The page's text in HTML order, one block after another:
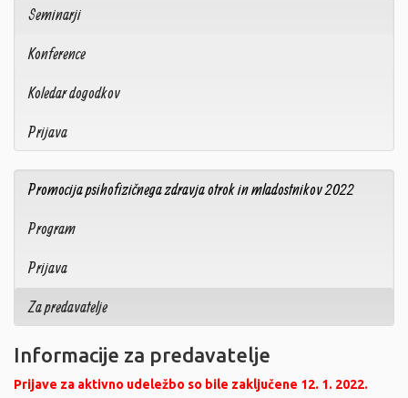
Seminarji
Konference
Koledar dogodkov
Prijava
Promocija psihofizičnega zdravja otrok in mladostnikov 2022
Program
Prijava
Za predavatelje
Informacije za predavatelje
Prijave za aktivno udeležbo so bile zaključene 12. 1. 2022.